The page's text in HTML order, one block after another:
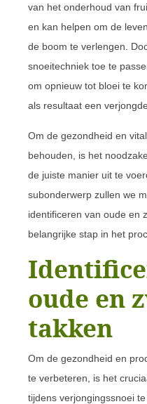
van het onderhoud van
en kan helpen om de
de boom te verlengen.
snoeitechniek toe te
om opnieuw tot bloei te
als resultaat een
Om de gezondheid en
behouden, is het
de juiste manier uit te
subonderwerp zullen we
identificeren van oude en
belangrijke stap in het
oude en
takken
Om de gezondheid en
te verbeteren, is het
tijdens verjongingssnoei